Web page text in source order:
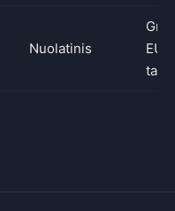
Nuolatinis